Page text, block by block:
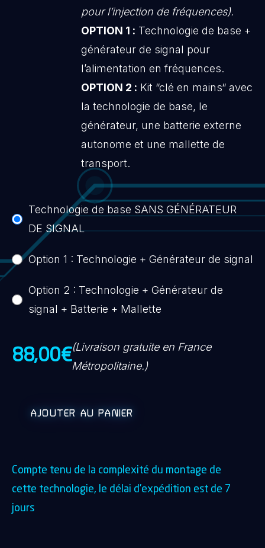
pour l’injection de fréquences).
OPTION 1 : Technologie de base +
générateur de signal pour
l’alimentation en fréquences.
OPTION 2 : Kit “clé en mains“ avec
la technologie de base, le
générateur, une batterie externe
autonome et une mallette de
transport.
Technologie de base SANS GÉNÉRATEUR
DE SIGNAL
Option 1 : Technologie + Générateur de signal
Option 2 : Technologie + Générateur de
signal + Batterie + Mallette
88,00€
(Livraison gratuite en France
Métropolitaine.)
AJOUTER AU PANIER
Compte tenu de la complexité du montage de
cette technologie, le délai d’expédition est de 7
jours